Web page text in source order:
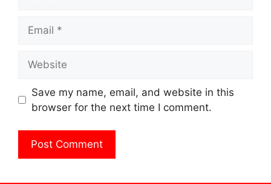
Save my name, email, and website in this
browser for the next time I comment.